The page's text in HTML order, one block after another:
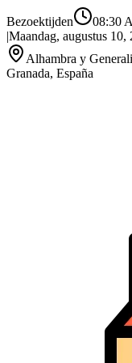
Bezoektijden 08:30
|Maandag, augustus 10,
Alhambra y
Granada, España